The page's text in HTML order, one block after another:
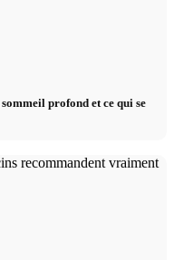
profond et ce qui se